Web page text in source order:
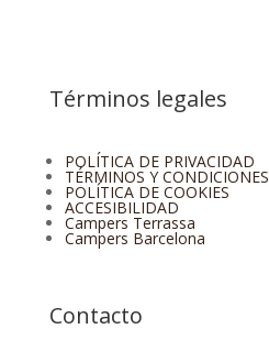
Términos legales
POLÍTICA DE PRIVACIDAD
TÉRMINOS Y CONDICIONES
POLÍTICA DE COOKIES
ACCESIBILIDAD
Campers Terrassa
Campers Barcelona
Contacto